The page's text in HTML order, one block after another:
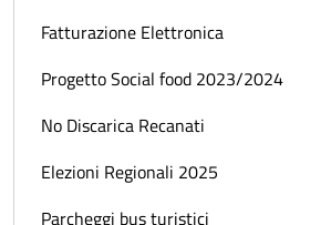
Fatturazione Elettronica
Progetto Social food 2023/2024
No Discarica Recanati
Elezioni Regionali 2025
Parcheggi bus turistici